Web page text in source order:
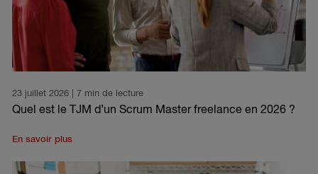
23 juillet 2026 | 7 min de lecture
Quel est le TJM d’un Scrum Master freelance en 2026 ?
En savoir plus